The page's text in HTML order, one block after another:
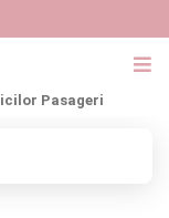
Pasageri